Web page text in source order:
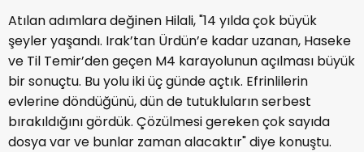
Atılan adımlara değinen Hilali, "14 yılda çok büyük
şeyler yaşandı. Irak’tan Ürdün’e kadar uzanan, Haseke
ve Til Temir’den geçen M4 karayolunun açılması büyük
bir sonuçtu. Bu yolu iki üç günde açtık. Efrinlilerin
evlerine döndüğünü, dün de tutukluların serbest
bırakıldığını gördük. Çözülmesi gereken çok sayıda
dosya var ve bunlar zaman alacaktır" diye konuştu.